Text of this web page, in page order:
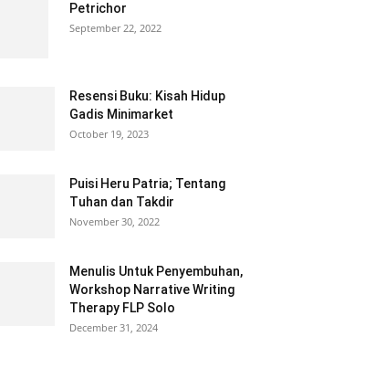
Petrichor
September 22, 2022
Resensi Buku: Kisah Hidup
Gadis Minimarket
October 19, 2023
Puisi Heru Patria; Tentang
Tuhan dan Takdir
November 30, 2022
Menulis Untuk Penyembuhan,
Workshop Narrative Writing
Therapy FLP Solo
December 31, 2024